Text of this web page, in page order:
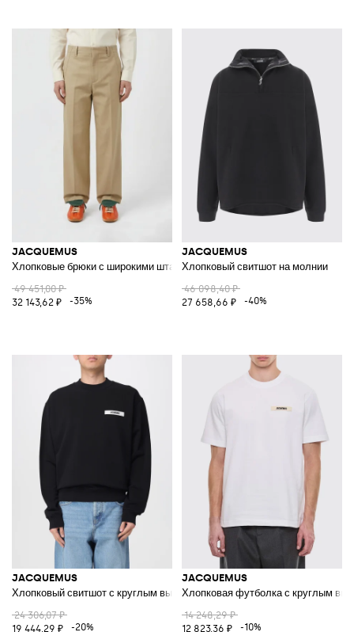
JACQUEMUS
Хлопковые брюки с широкими штанинами
49 451,00 ₽
32 143,62 ₽
-35%
JACQUEMUS
Хлопковый свитшот на молнии
46 098,40 ₽
27 658,66 ₽
-40%
JACQUEMUS
Хлопковый свитшот с круглым вырезом и логотипом
24 306,07 ₽
19 444,29 ₽
-20%
JACQUEMUS
Хлопковая футболка с круглым
14 248,29 ₽
12 823,36 ₽
-10%